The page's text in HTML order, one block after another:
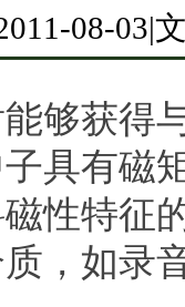
08-03|
获得与
具有磁
性特征
，如录